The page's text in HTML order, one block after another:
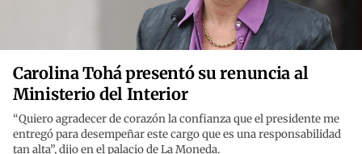
Carolina Tohá presentó su renuncia al
Ministerio del Interior
“Quiero agradecer de corazón la confianza que el presidente me
entregó para desempeñar este cargo que es una responsabilidad
tan alta”, dijo en el palacio de La Moneda.